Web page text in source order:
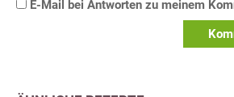
E-Mail bei Antworten zu meinem